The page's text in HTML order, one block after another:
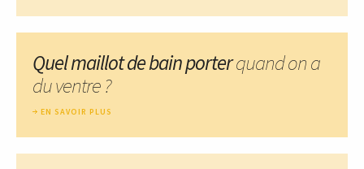
Quel maillot de bain porterquand on a
du ventre ?
EN SAVOIR PLUS